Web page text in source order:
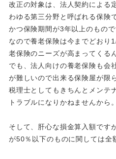
改正の対象は、法人契約による
わゆる第三分野と呼ばれる保険
かつ保険期間が3年以上のもので
なので養老保険は今までどおり
老保険のニーズが高まってくる
でも、法人向けの養老保険も会
が難しいので出来る保険屋が限
税理士としてもきちんとメンテ
トラブルになりかねませんから。
そして、肝心な損金算入額で
が50％以下のものに関しては全